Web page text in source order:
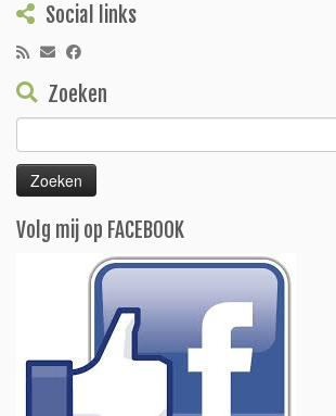
Social links
Zoeken
naar:
Volg mij op FACEBOOK